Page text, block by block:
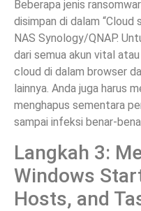
Beberapa jenis
disimpan di dalam “Cloud
NAS Synology/QNAP.
dari semua akun vital
cloud di dalam browser
lainnya. Anda juga harus
menghapus sementara
sampai infeksi benar-
Langkah 3:
Windows
Hosts, and